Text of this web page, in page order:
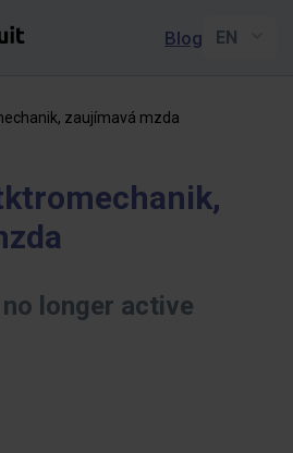
Blog
zaujímavá mzda
longer active